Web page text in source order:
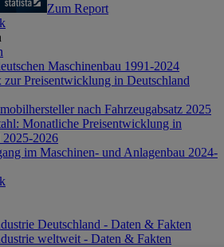
Zum Report
Maschinenbau 1991-2024
zur Preisentwicklung in Deutschland
nach Fahrzeugabsatz 2025
Monatliche Preisentwicklung in
2025-2026
im Maschinen- und Anlagenbau 2024-
Deutschland - Daten & Fakten
weltweit - Daten & Fakten